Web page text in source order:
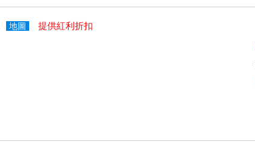
地圖
提供紅利折扣